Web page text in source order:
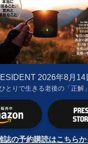
2026年8月14
とりで生きる老後の「正解」
誌の予約購読はこちらか